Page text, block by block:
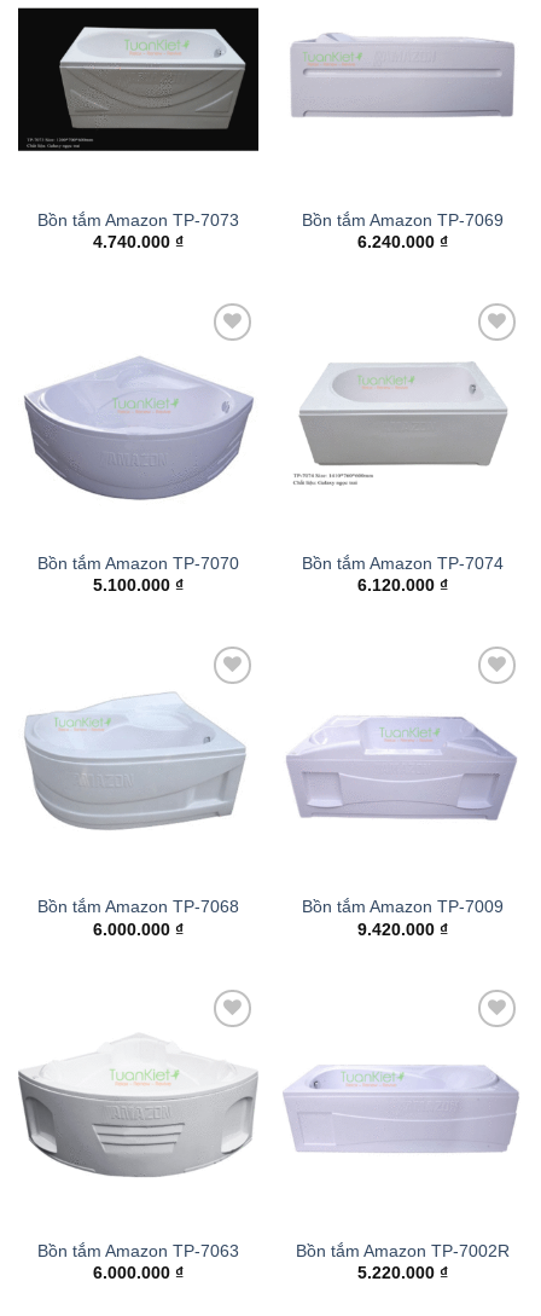
wishlist
Bồn tắm Amazon TP-7073
4.740.000 ₫
Bồn tắm Amazon TP-7069
6.240.000 ₫
wishlist
Bồn tắm Amazon TP-7070
5.100.000 ₫
wishlist
Bồn tắm Amazon TP-7074
6.120.000 ₫
wishlist
Bồn tắm Amazon TP-7068
6.000.000 ₫
wishlist
Bồn tắm Amazon TP-7009
9.420.000 ₫
wishlist
Bồn tắm Amazon TP-7063
6.000.000 ₫
wishlist
Bồn tắm Amazon TP-7002R
5.220.000 ₫